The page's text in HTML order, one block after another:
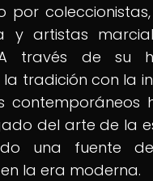
por
y artistas
través de su
tradición con la
contemporáneos
del arte de la
una fuente
la era moderna.